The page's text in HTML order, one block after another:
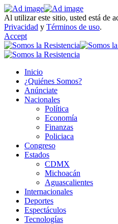
Al utilizar este sitio, usted está de
Privacidad y Términos de uso.
Accept
Inicio
¿Quiénes Somos?
Anúnciate
Nacionales
Política
Economía
Finanzas
Policiaca
Congreso
Estados
CDMX
Michoacán
Aguascalientes
Internacionales
Deportes
Espectáculos
Tecnologías